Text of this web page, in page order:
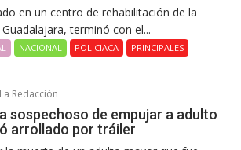
en un centro de rehabilitación de la
terminó con el...
NACIONAL POLICIACA PRINCIPALES
La Redacción
sospechoso de empujar a adulto
arrollado por tráiler